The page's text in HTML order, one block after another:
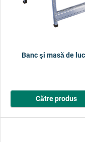
Banc şi masă de
Către produs